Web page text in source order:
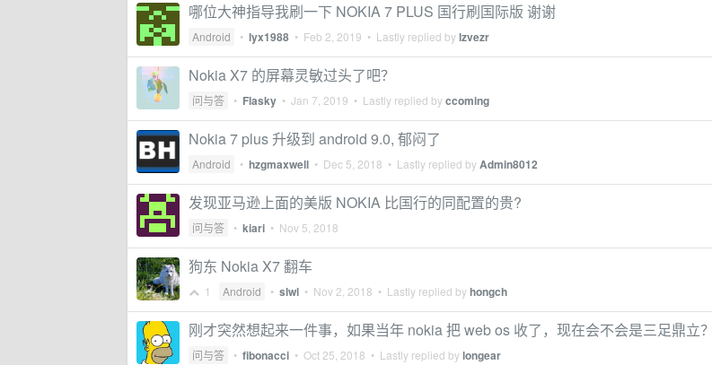
哪位大神指导我刷一下 NOKIA 7 PLUS 国行刷国际版 谢谢
Android • lyx1988 • Feb 2, 2019 • Lastly replied bylzvezr
Nokia X7 的屏幕灵敏过头了吧？
问与答 • Flasky • Jan 7, 2019 • Lastly replied byccoming
Nokia 7 plus 升级到 android 9.0, 郁闷了
Android • hzgmaxwell • Dec 5, 2018 • Lastly replied byAdmin8012
发现亚马逊上面的美版 NOKIA 比国行的同配置的贵?
问与答 • kiari • Nov 5, 2018
狗东 Nokia X7 翻车
1 Android • slwl • Nov 2, 2018 • Lastly replied byhongch
刚才突然想起来一件事，如果当年 nokia 把 web os 收了，现在会不会是三足鼎立？
问与答 • fibonacci • Oct 25, 2018 • Lastly replied bylongear